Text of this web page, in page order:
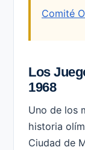
Comité
Los
1968
Uno de los
historia
Ciudad de